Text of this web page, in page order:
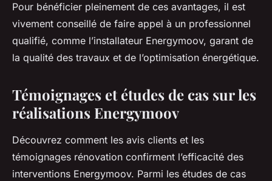
Pour bénéficier pleinement de ces avantages, il est
vivement conseillé de faire appel à un professionnel
qualifié, comme l’installateur Energymoov, garant de
la qualité des travaux et de l’optimisation énergétique.
Témoignages et études de cas sur les
réalisations Energymoov
Découvrez comment les avis clients et les
témoignages rénovation confirment l’efficacité des
interventions Energymoov. Parmi les études de cas